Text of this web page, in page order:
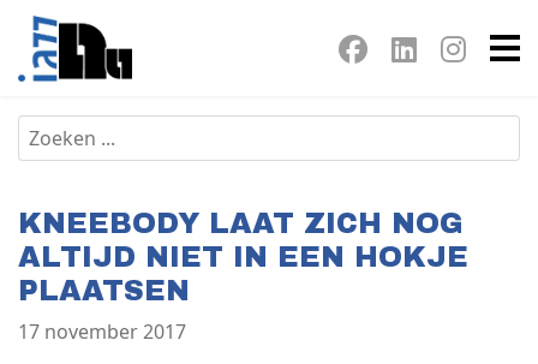
KNEEBODY LAAT ZICH NOG
ALTIJD NIET IN EEN HOKJE
PLAATSEN
17 november 2017